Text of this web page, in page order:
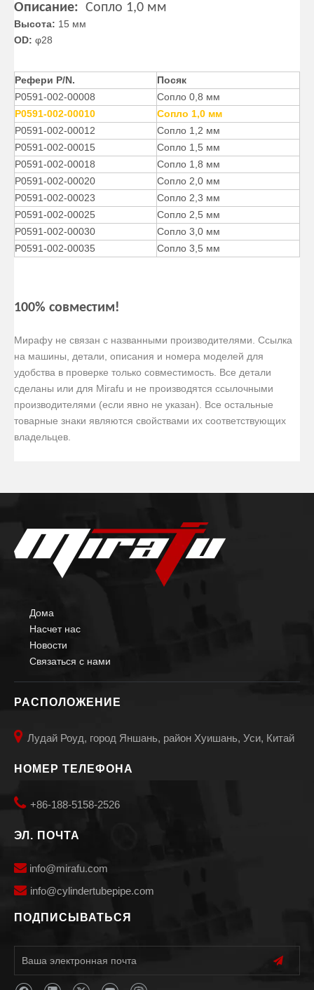
Описание: Сопло 1,0 мм
Высота: 15 мм
OD: φ28
Рефери P/N.
Посяк
P0591-002-00008
Сопло 0,8 мм
P0591-002-00010
Сопло 1,0 мм
P0591-002-00012
Сопло 1,2 мм
P0591-002-00015
Сопло 1,5 мм
P0591-002-00018
Сопло 1,8 мм
P0591-002-00020
Сопло 2,0 мм
P0591-002-00023
Сопло 2,3 мм
P0591-002-00025
Сопло 2,5 мм
P0591-002-00030
Сопло 3,0 мм
P0591-002-00035
Сопло 3,5 мм
100% совместим!
Мирафу не связан с названными производителями. Ссылка
на машины, детали, описания и номера моделей для
удобства в проверке только совместимость. Все детали
сделаны или для Mirafu и не производятся ссылочными
производителями (если явно не указан). Все остальные
товарные знаки являются свойствами их соответствующих
владельцев.
Дома
Насчет нас
Новости
Связаться с нами
РАСПОЛОЖЕНИЕ
 Лудай Роуд, город Яншань, район Хуишань, Уси, Китай
НОМЕР ТЕЛЕФОНА
 +86-188-5158-2526
ЭЛ. ПОЧТА
 info@mirafu.com
 info@cylindertubepipe.com
ПОДПИСЫВАТЬСЯ